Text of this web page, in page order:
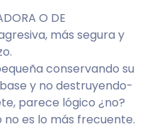
O DE
más segura y
conservando su
y no destruyendo-
parece lógico ¿no?
no es lo más frecuente.